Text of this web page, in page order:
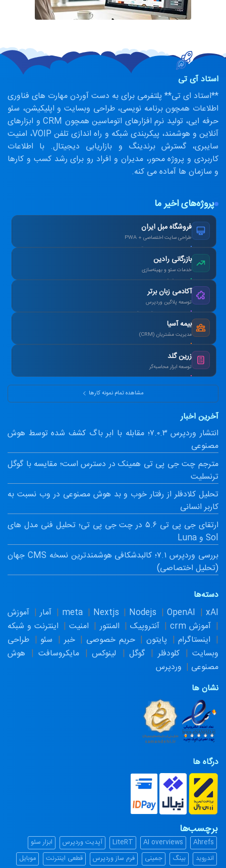
استاد آی تی
**استاد ای تی** پلتفرمی برای به دست آوردن مهارت های فناوری
اطلاعات همچون برنامه نویسی، طراحی وبسایت و اپلیکیشن، سئو
حرفه ایی، تولید نرم افزارهای اتوماسین همچون CRM و ابزارهای
آنلاین و هوشمند، پیکربندی شبکه و راه اندازی تلفن VOIP، امنیت
سایبری، گسترش برندینگ و بازاریابی دیجیتال. با اطلاعات
کاربردی و پروژه محور، مدیران و افراد رو برای رشد کسب و کارها
و سازمان ها آماده می کنه.
پروژه‌های اخیر ما
فروشگاه مبل ایران
طراحی سایت اختصاصی + PWA
بازرگانی رادین
خدمات سئو و بهینه‌سازی
آکادمی زبان برتر
توسعه پلاگین وردپرس
طراحی سیستم آزمون آنلاین و صدور کارنامه.
بیمه آسیا
مدیریت مشتریان (CRM)
یکپارچه‌سازی اطلاعات و اتوماسیون پیامک.
زرین گلد
توسعه ابزار محاسبه‌گر
ماشین‌حساب پیشرفته سود مرکب و طلا.
مشاهده تمام نمونه کارها
آخرین اخبار
انتشار وردپرس ۷.۰.۳؛ مقابله با ابر باگ کشف شده توسط هوش
مصنوعی
مترجم چت جی پی تی همینک در دسترس است؛ مقایسه با گوگل
ترنسلیت
تحلیل کلادفلر از رفتار خوب و بد هوش مصنوعی در وب نسبت به
کاربر انسانی
ارتقای جی پی تی ۵.۶ در چت جی پی تی؛ تحلیل فنی مدل های
Sol و Luna
بررسی وردپرس ۷.۱؛ کالبدشکافی هوشمندترین نسخه CMS جهان
(تحلیل اختصاصی)
دسته‌ها
meta
Nextjs Nodejs OpenAI xAI آمار
آموزش
آموزش crm
آنتروپیک المنتور امنیت
اینترنت و شبکه
اینستاگرام
پایتون حریم خصوصی خبر سئو
طراحی
وبسایت
کلودفلر گوگل لینوکس مایکروسافت
هوش
مصنوعی
وردپرس
نشان ها
درگاه ها
برچسب‌ها
Ahrefs
AI overviews
LiteRT آپدیت وردپرس
ابزار سئو
اندروید
بینگ جمینی فرم ساز وردپرس قطعی اینترنت موبایل